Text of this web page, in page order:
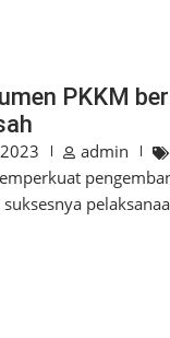
PKKM
admin